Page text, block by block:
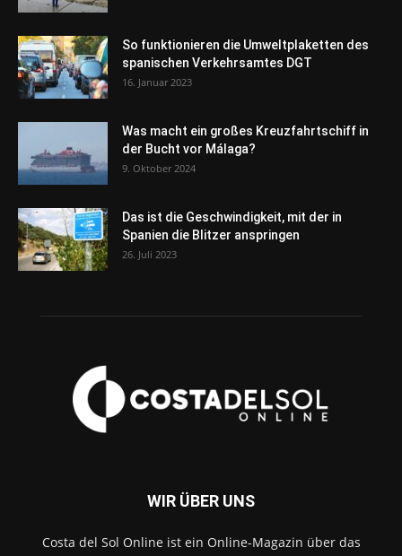
So funktionieren die Umweltplaketten des
spanischen Verkehrsamtes DGT
16. Januar 2023
Was macht ein großes Kreuzfahrtschiff in
der Bucht vor Málaga?
9. Oktober 2024
Das ist die Geschwindigkeit, mit der in
Spanien die Blitzer anspringen
26. Juli 2023
WIR ÜBER UNS
Costa del Sol Online ist ein Online-Magazin über das